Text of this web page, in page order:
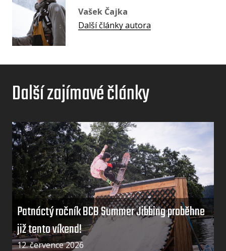
Vašek Čajka
Další články autora
Další zajímavé články
Patnáctý ročník BCB Summer Jibbing proběhne
již tento víkend!
12. července 2026